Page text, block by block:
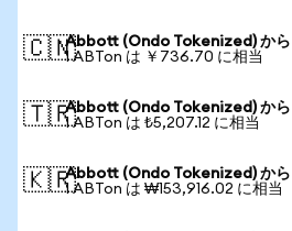
🇨🇳Abbott (Ondo Tokenized) から
1 ABTon は ￥736.70 に相当
🇹🇷Abbott (Ondo Tokenized) から
1 ABTon は ₺5,207.12 に相当
🇰🇷Abbott (Ondo Tokenized) から
1 ABTon は ₩153,916.02 に相当